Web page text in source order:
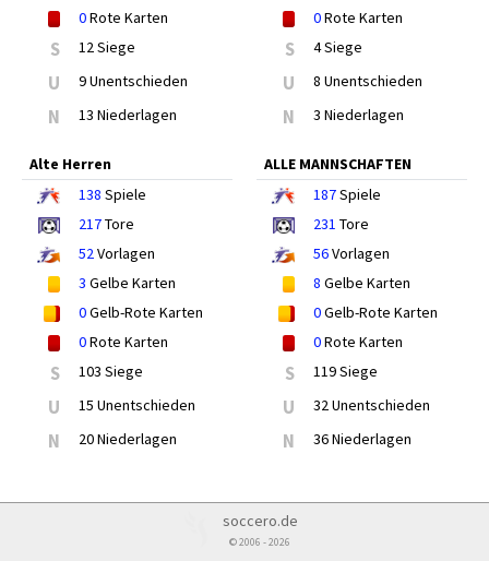
0Rote Karten
S 12 Siege
U 9 Unentschieden
N 13 Niederlagen
0Rote Karten
S 4 Siege
U 8 Unentschieden
N 3 Niederlagen
Alte Herren
138 Spiele
217Tore
52Vorlagen
3 Gelbe Karten
0Gelb-Rote Karten
0Rote Karten
S 103 Siege
U 15 Unentschieden
N 20 Niederlagen
ALLE MANNSCHAFTEN
187Spiele
231 Tore
56Vorlagen
8 Gelbe Karten
0Gelb-Rote Karten
0Rote Karten
S 119 Siege
U 32 Unentschieden
N 36 Niederlagen
soccero.de
© 2006 - 2026